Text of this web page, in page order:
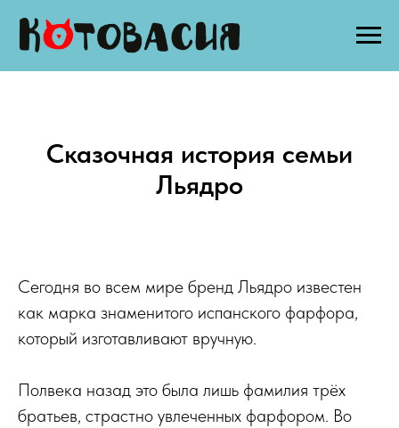
Сказочная история семьи
Льядро
Сегодня во всем мире бренд Льядро известен
как марка знаменитого испанского фарфора,
который изготавливают вручную.
Полвека назад это была лишь фамилия трёх
братьев, страстно увлеченных фарфором. Во